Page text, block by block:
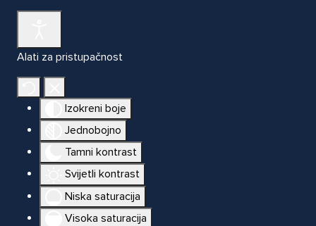
Alati za pristupačnost
Izokreni boje
Jednobojno
Tamni kontrast
Svijetli kontrast
Niska saturacija
Visoka saturacija